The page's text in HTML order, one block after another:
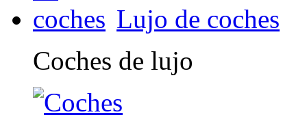
Lujo de coches
Coches de lujo